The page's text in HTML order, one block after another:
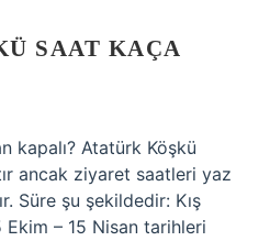
SAAT KAÇA
kapalı? Atatürk Köşkü
ancak ziyaret saatleri yaz
Süre şu şekildedir: Kış
– 15 Nisan tarihleri